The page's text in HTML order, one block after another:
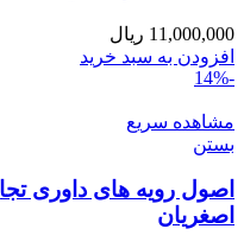
11,000,000 ریال
افزودن به سبد خرید
-14%
مشاهده سریع
بستن
اصول رویه های داوری
اصغریان